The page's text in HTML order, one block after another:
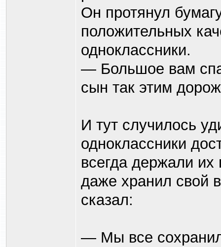
Он протянул
положительных
одноклассники.
— Большое вам
сын так этим
И тут случилось
одноклассники
всегда держали
даже хранил свой
сказал:
— Мы все